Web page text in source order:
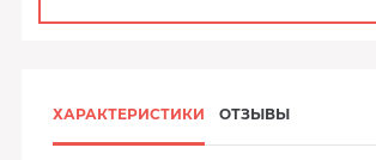
ХАРАКТЕРИСТИКИ ОТЗЫВЫ